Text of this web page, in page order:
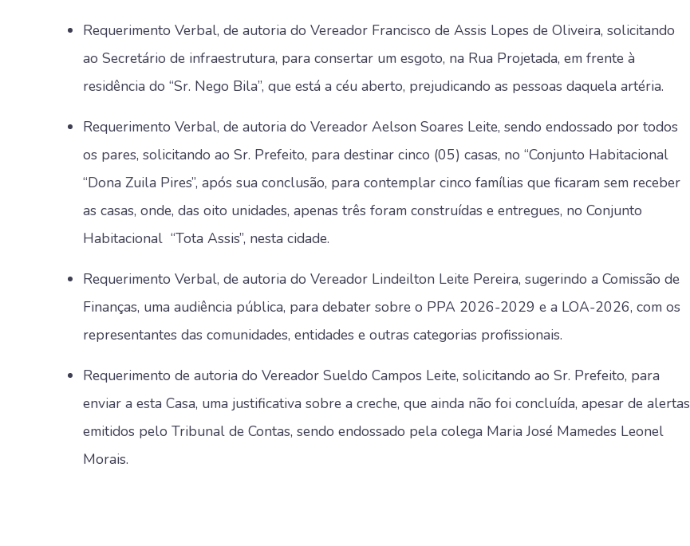
Requerimento Verbal, de autoria do Vereador Francisco de Assis Lopes de Oliveira, solicitando
ao Secretário de infraestrutura, para consertar um esgoto, na Rua Projetada, em frente à
residência do “Sr. Nego Bila”, que está a céu aberto, prejudicando as pessoas daquela artéria.
Requerimento Verbal, de autoria do Vereador Aelson Soares Leite, sendo endossado por todos
os pares, solicitando ao Sr. Prefeito, para destinar cinco (05) casas, no “Conjunto Habitacional
“Dona Zuila Pires”, após sua conclusão, para contemplar cinco famílias que ficaram sem receber
as casas, onde, das oito unidades, apenas três foram construídas e entregues, no Conjunto
Habitacional “Tota Assis”, nesta cidade.
Requerimento Verbal, de autoria do Vereador Lindeilton Leite Pereira, sugerindo a Comissão de
Finanças, uma audiência pública, para debater sobre o PPA 2026-2029 e a LOA-2026, com os
representantes das comunidades, entidades e outras categorias profissionais.
Requerimento de autoria do Vereador Sueldo Campos Leite, solicitando ao Sr. Prefeito, para
enviar a esta Casa, uma justificativa sobre a creche, que ainda não foi concluída, apesar de alertas
emitidos pelo Tribunal de Contas, sendo endossado pela colega Maria José Mamedes Leonel
Morais.